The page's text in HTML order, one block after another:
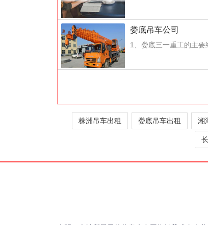
娄底吊车公司
1、娄底三一重工的主
株洲吊车出租 娄底吊车出租 湘